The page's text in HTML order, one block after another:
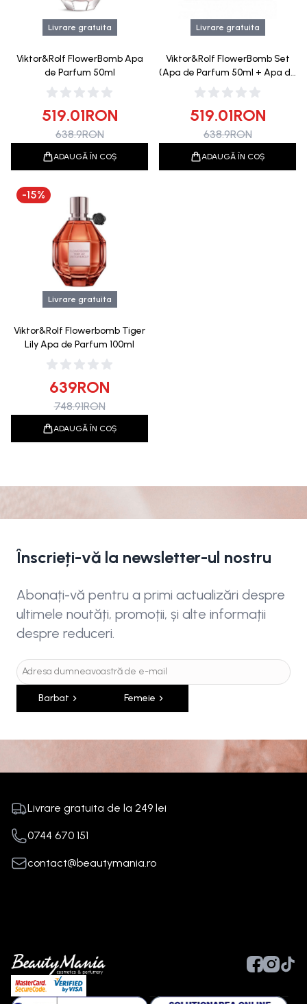
Livrare gratuita
Viktor&Rolf FlowerBomb Apa
de Parfum 50ml
519.01RON
638.9RON
ADAUGĂ ÎN COȘ
Livrare gratuita
Viktor&Rolf FlowerBomb Set
(Apa de Parfum 50ml + Apa de
Parfum 10ml)
519.01RON
638.9RON
ADAUGĂ ÎN COȘ
-15%
Livrare gratuita
Viktor&Rolf Flowerbomb Tiger
Lily Apa de Parfum 100ml
639RON
748.91RON
ADAUGĂ ÎN COȘ
Înscrieți-vă la newsletter-ul nostru
Abonați-vă pentru a primi actualizări despre
ultimele noutăți, promoții, și alte informații
despre reduceri.
Barbat Femeie
Livrare gratuita de la 249 lei
0744 670 151
contact@beautymania.ro